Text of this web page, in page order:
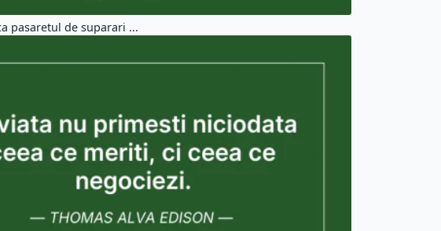
pasaretul de suparari ...